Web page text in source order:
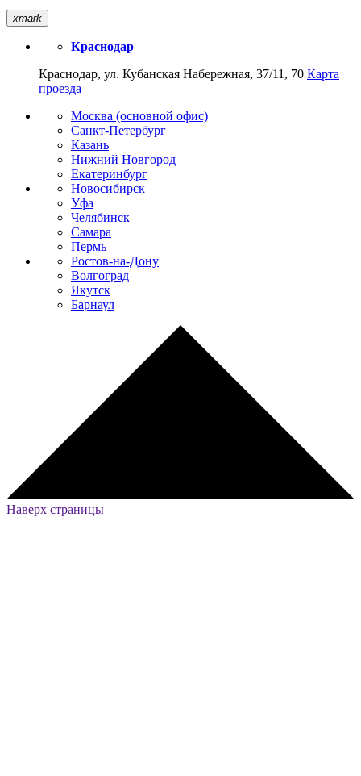
xmark
Краснодар
Краснодар, ул. Кубанская Набережная, 37/11, 70 Карта
проезда
Москва (основной офис)
Санкт-Петербург
Казань
Нижний Новгород
Екатеринбург
Новосибирск
Уфа
Челябинск
Самара
Пермь
Ростов-на-Дону
Волгоград
Якутск
Барнаул
Наверх страницы